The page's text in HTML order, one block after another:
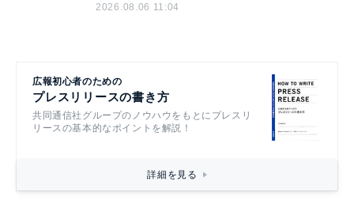
2026.08.06 11:04
広報初心者のための
プレスリリースの書き方
共同通信社グループのノウハウをもとにプレスリ
リースの基本的なポイントを解説！
詳細を見る